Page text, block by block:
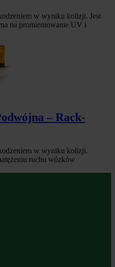
w wyniku kolizji. Jest
na promieniowanie UV i
– Rack-
w wyniku kolizji.
ruchu wózków